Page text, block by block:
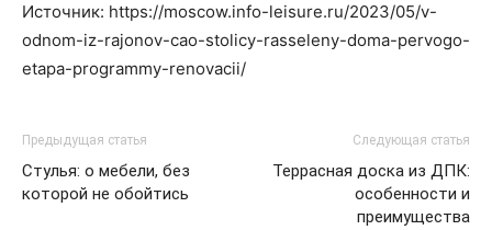
Источник: https://moscow.info-leisure.ru/2023/05/v-
odnom-iz-rajonov-cao-stolicy-rasseleny-doma-pervogo-
etapa-programmy-renovacii/
Предыдущая статья
Стулья: о мебели, без
которой не обойтись
Следующая статья
Террасная доска из ДПК:
особенности и
преимущества